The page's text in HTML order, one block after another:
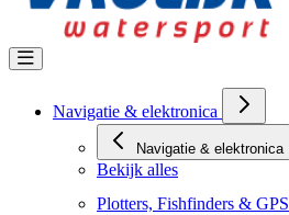
Navigatie & elektronica
Navigatie & elektronica
Bekijk alles
Plotters, Fishfinders & GPS